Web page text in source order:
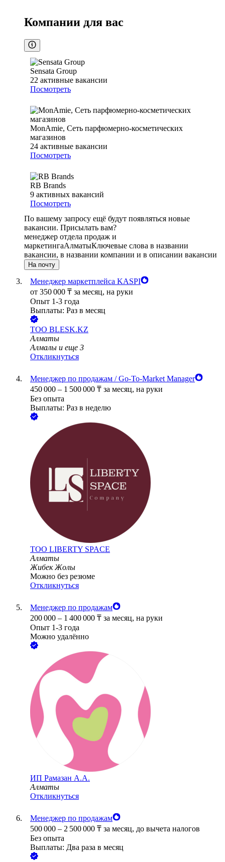
Компании для вас
Sensata Group
22 активные вакансии
Посмотреть
MonAmie, Сеть парфюмерно-косметических
магазинов
24 активные вакансии
Посмотреть
RB Brands
9 активных вакансий
Посмотреть
По вашему запросу ещё будут появляться новые
вакансии. Присылать вам?
менеджер отдела продаж и
маркетингаАлматыКлючевые слова в названии
вакансии, в названии компании и в описании вакансии
На почту
Менеджер маркетплейса KASPI
от 350 000 ₸ за месяц, на руки
Опыт 1-3 года
Выплаты: Раз в месяц
ТОО BLESK.KZ
Алматы
Алмалы и еще 3
Откликнуться
Менеджер по продажам / Go-To-Market Manager
450 000 – 1 500 000 ₸ за месяц, на руки
Без опыта
Выплаты: Раз в неделю
ТОО LIBERTY SPACE
Алматы
Жибек Жолы
Можно без резюме
Откликнуться
Менеджер по продажам
200 000 – 1 400 000 ₸ за месяц, на руки
Опыт 1-3 года
Можно удалённо
ИП Рамазан А.А.
Алматы
Откликнуться
Менеджер по продажам
500 000 – 2 500 000 ₸ за месяц, до вычета налогов
Без опыта
Выплаты: Два раза в месяц